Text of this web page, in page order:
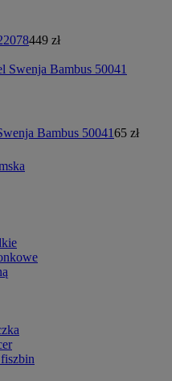
449 zł
Bambus 5004165 zł